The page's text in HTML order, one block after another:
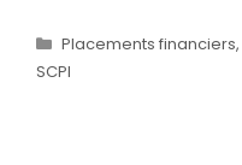
Catégories
Placements financiers,
SCPI